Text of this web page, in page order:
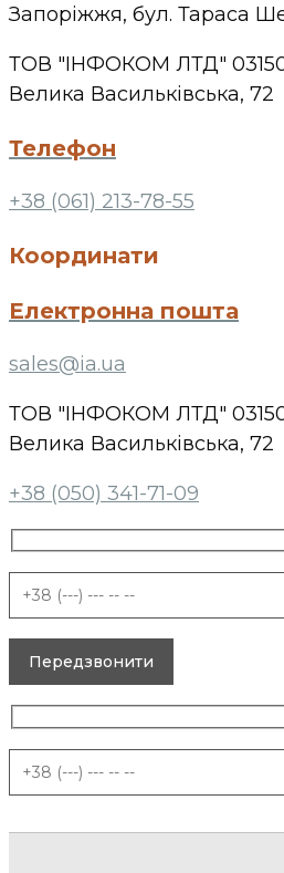
Запоріжжя, бул. Тараса
ТОВ "ІНФОКОМ ЛТД" 03150,
Велика Васильківська, 72
Телефон
+38 (061) 213-78-55
Координати
Електронна пошта
sales@ia.ua
ТОВ "ІНФОКОМ ЛТД" 03150,
Велика Васильківська, 72
+38 (050) 341-71-09